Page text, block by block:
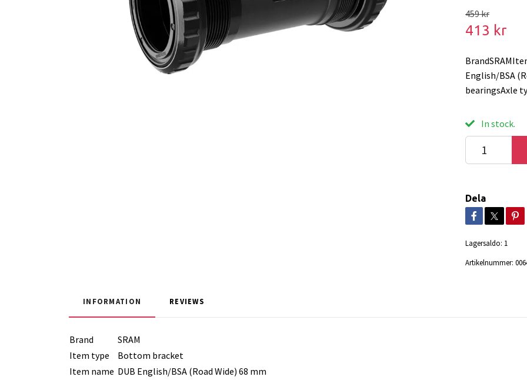
459 kr
413 kr
English/BSA
bearingsAxle
In stock.
Dela
Lagersaldo: 1
Artikelnummer:
INFORMATION REVIEWS
Brand
SRAM
Item type
Bottom bracket
Item name DUB English/BSA (Road Wide) 68 mm